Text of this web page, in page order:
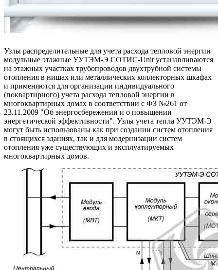
Узлы распределительные для учета расхода тепловой энергии
модульные этажные УУТЭМ-Э СОТИС-Unit устанавливаются
на этажных участках трубопроводов двухтрубной системы
отопления в нишах или металлических коллекторных шкафах
и применяются для организации индивидуального
(поквартирного) учета расхода тепловой энергии в
многоквартирных домах в соответствии с ФЗ №261 от
23.11.2009 "Об энергосбережении и о повышении
энергетической эффективности". Узлы учета тепла УУТЭМ-Э
могут быть использованы как при создании систем отопления
в стоящихся зданиях, так и для модернизации систем
отопления уже существующих и эксплуатируемых
многоквартирных домов.